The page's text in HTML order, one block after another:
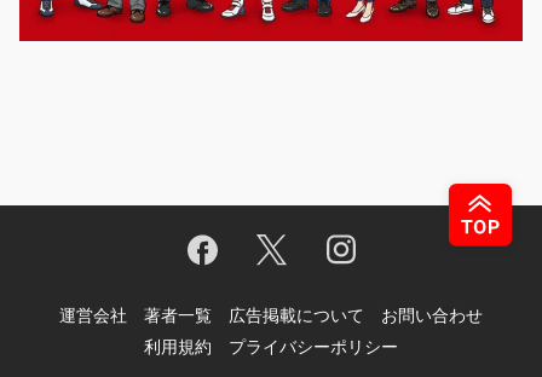
運営会社 著者一覧 広告掲載について
お問い合わせ
利用規約
プライバシーポリシー